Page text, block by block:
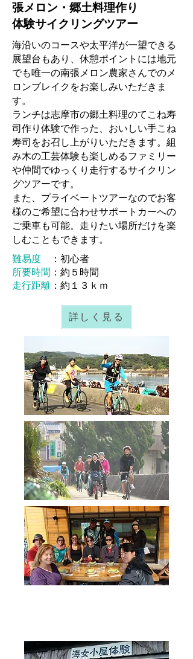
張メロン・郷土料理作り
体験サイクリングツアー
海沿いのコースや太平洋が一望できる
展望台もあり、休憩ポイントには地元
でも唯一の南張メロン農家さんでのメ
ロンブレイクをお楽しみいただきま
す。
ランチは志摩市の郷土料理のてこね寿
司作り体験で作った、おいしい手こね
寿司をお召し上がりいただきます。組
み木の工芸体験も楽しめるファミリー
や仲間でゆっくり走行するサイクリン
グツアーです。
また、プライベートツアーなのでお客
様のご希望に合わせサポートカーへの
ご乗車も可能。走りたい場所だけを楽
しむこともできます。
難易度
：初心者
所要時間 ：約５時間
走行距離 ：約１３ｋｍ
詳しく見る